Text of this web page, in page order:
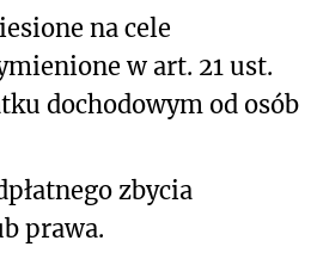
na cele
w art. 21 ust.
dochodowym od osób
zbycia
prawa.